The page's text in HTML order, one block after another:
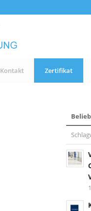
Kontakt Zertifikat